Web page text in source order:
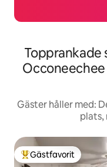
Topprankade
Gäster håller med:
plats,
Populär gästfavorit
Gästfavorit